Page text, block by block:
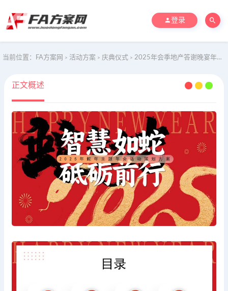
登录
当前位置： FA方案网 > 活动方案 > 庆典仪式 > 2025年会季地产答谢晚宴年会（智慧如蛇 砥砺前行）主题活动策划方案
正文概述